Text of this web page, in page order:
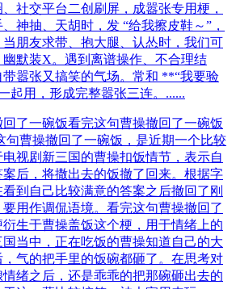
社交平台二创刷屏，成嚣张专用梗，
神抽、天胡时，发 “给我擦皮鞋～”，
朋友求带、抱大腿、认怂时，我们可
幽默装X。遇到离谱操作、不合理结
嚣张又搞笑的气场。常和 **“我要验
起用，形成完整嚣张三连。......
了一碗饭看完这句曹操撤回了一碗饭
句曹操撤回了一碗饭，是近期一个比较
视剧新三国的曹操扣饭情节，表示自
后，将撒出去的饭撤了回来。根据字
到自己比较满意的答案之后撤回了刚
用作调侃语境。看完这句曹操撤回了
生于曹操盖饭这个梗，用于情绪上的
当中，正在吃饭的曹操知道自己的大
气的把手里的饭碗都砸了。在思考对
绪之后，还是乖乖的把那碗砸出去的